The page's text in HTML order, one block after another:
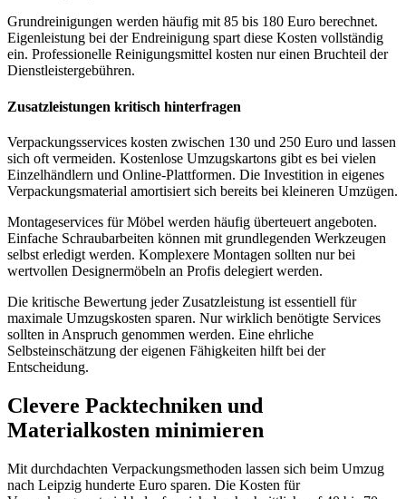
Grundreinigungen werden häufig mit 85 bis 180 Euro berechnet.
Eigenleistung bei der Endreinigung spart diese Kosten vollständig
ein. Professionelle Reinigungsmittel kosten nur einen Bruchteil der
Dienstleistergebühren.
Zusatzleistungen kritisch hinterfragen
Verpackungsservices kosten zwischen 130 und 250 Euro und lassen
sich oft vermeiden. Kostenlose Umzugskartons gibt es bei vielen
Einzelhändlern und Online-Plattformen. Die Investition in eigenes
Verpackungsmaterial amortisiert sich bereits bei kleineren Umzügen.
Montageservices für Möbel werden häufig überteuert angeboten.
Einfache Schraubarbeiten können mit grundlegenden Werkzeugen
selbst erledigt werden. Komplexere Montagen sollten nur bei
wertvollen Designermöbeln an Profis delegiert werden.
Die kritische Bewertung jeder Zusatzleistung ist essentiell für
maximale Umzugskosten sparen. Nur wirklich benötigte Services
sollten in Anspruch genommen werden. Eine ehrliche
Selbsteinschätzung der eigenen Fähigkeiten hilft bei der
Entscheidung.
Clevere Packtechniken und
Materialkosten minimieren
Mit durchdachten Verpackungsmethoden lassen sich beim Umzug
nach Leipzig hunderte Euro sparen. Die Kosten für